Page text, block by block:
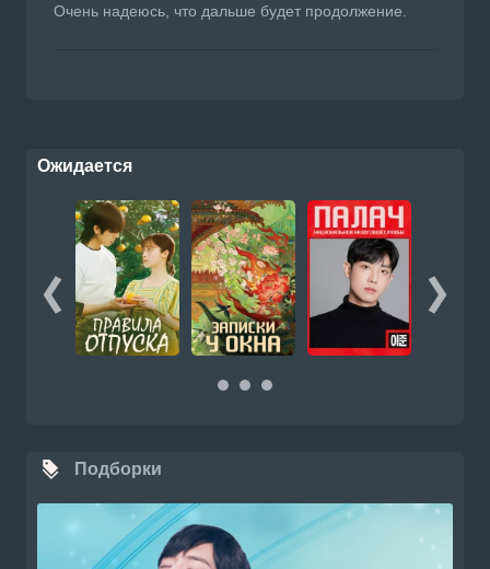
Очень надеюсь, что дальше будет продолжение.
Ожидается
Подборки